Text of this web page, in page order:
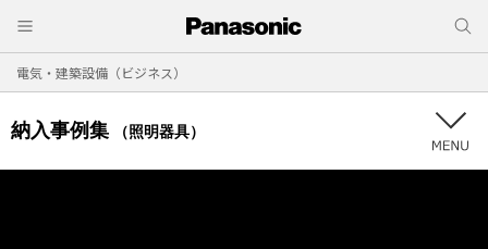
電気・建築設備（ビジネス）
納入事例集 （照明器具）